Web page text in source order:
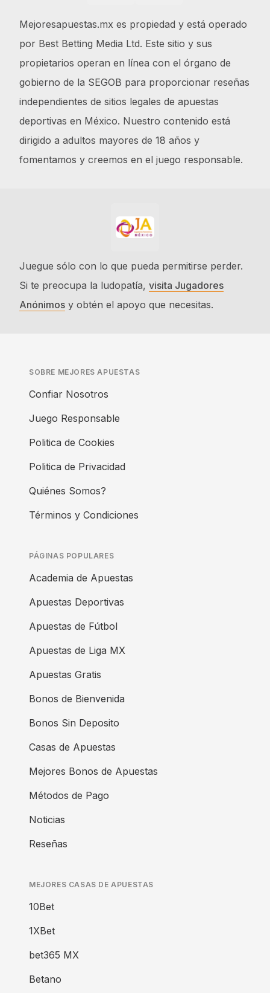
Mejoresapuestas.mx es propiedad y está operado
por Best Betting Media Ltd. Este sitio y sus
propietarios operan en línea con el órgano de
gobierno de la SEGOB para proporcionar reseñas
independientes de sitios legales de apuestas
deportivas en México. Nuestro contenido está
dirigido a adultos mayores de 18 años y
fomentamos y creemos en el juego responsable.
Juegue sólo con lo que pueda permitirse perder.
Si te preocupa la ludopatía, visita Jugadores
Anónimos y obtén el apoyo que necesitas.
SOBRE MEJORES APUESTAS
Confiar Nosotros
Juego Responsable
Politica de Cookies
Politica de Privacidad
Quiénes Somos?
Términos y Condiciones
PÁGINAS POPULARES
Academia de Apuestas
Apuestas Deportivas
Apuestas de Fútbol
Apuestas de Liga MX
Apuestas Gratis
Bonos de Bienvenida
Bonos Sin Deposito
Casas de Apuestas
Mejores Bonos de Apuestas
Métodos de Pago
Noticias
Reseñas
MEJORES CASAS DE APUESTAS
10Bet
1XBet
bet365 MX
Betano